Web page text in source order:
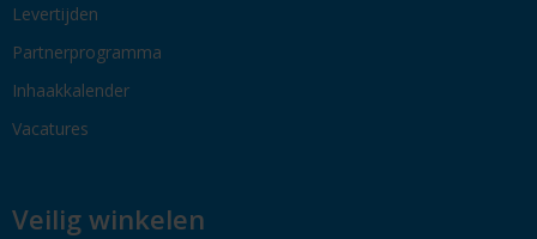
Levertijden
Partnerprogramma
Inhaakkalender
Vacatures
Veilig winkelen